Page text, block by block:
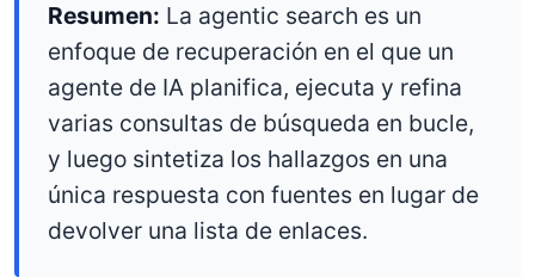
Resumen: La agentic search es un
enfoque de recuperación en el que un
agente de IA planifica, ejecuta y refina
varias consultas de búsqueda en bucle,
y luego sintetiza los hallazgos en una
única respuesta con fuentes en lugar de
devolver una lista de enlaces.